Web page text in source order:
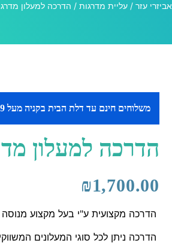
אביזרי עזר / עליית מדרגות / הדרכה למעלון
משלוחים חינם עד דלת הבית בקניה מעל 299 ₪
הדרכה למעלון
₪1,700.00
הדרכה מקצועית ע"י בעל מקצוע
הדרכה ניתן לכל סוגי המעלונים